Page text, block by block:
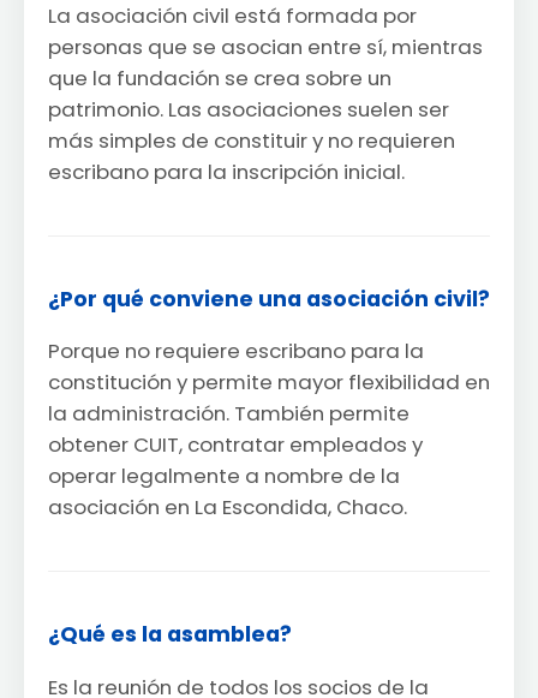
La asociación civil está formada por
personas que se asocian entre sí, mientras
que la fundación se crea sobre un
patrimonio. Las asociaciones suelen ser
más simples de constituir y no requieren
escribano para la inscripción inicial.
¿Por qué conviene una asociación civil?
Porque no requiere escribano para la
constitución y permite mayor flexibilidad en
la administración. También permite
obtener CUIT, contratar empleados y
operar legalmente a nombre de la
asociación en La Escondida, Chaco.
¿Qué es la asamblea?
Es la reunión de todos los socios de la